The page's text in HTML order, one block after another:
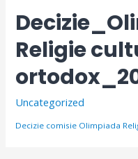
Religie
Uncategorized
Decizie comisie Olimpiada